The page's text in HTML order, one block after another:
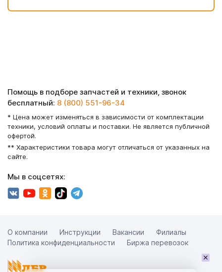
Помощь в подборе запчастей и техники, звонок
бесплатный: 8 (800) 551-96-34
* Цена может изменяться в зависимости от комплектации
техники, условий оплаты и поставки. Не является публичной
офертой.
** Характеристики товара могут отличаться от указанных на
сайте.
Мы в соцсетях:
О компании Инструкции Вакансии
Филиалы
Политика конфиденциальности
Биржа перевозок
×